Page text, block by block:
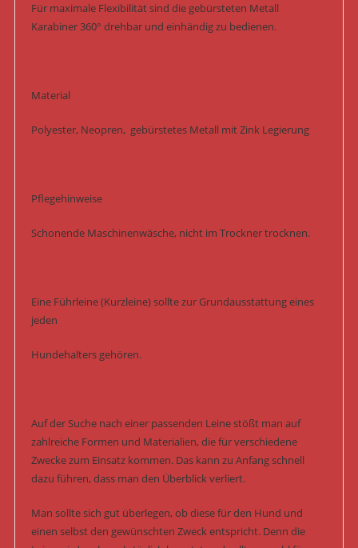
Für maximale Flexibilität sind die gebürsteten Metall
Karabiner 360° drehbar und einhändig zu bedienen.
Material
Polyester, Neopren, gebürstetes Metall mit Zink Legierung
Pflegehinweise
Schonende Maschinenwäsche, nicht im Trockner trocknen.
Eine Führleine (Kurzleine) sollte zur Grundausstattung eines
jeden
Hundehalters gehören.
Auf der Suche nach einer passenden Leine stößt man auf
zahlreiche Formen und Materialien, die für verschiedene
Zwecke zum Einsatz kommen. Das kann zu Anfang schnell
dazu führen, dass man den Überblick verliert.
Man sollte sich gut überlegen, ob diese für den Hund und
einen selbst den gewünschten Zweck entspricht. Denn die